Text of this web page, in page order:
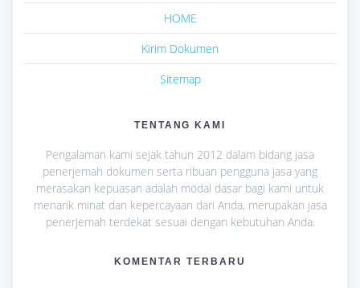
HOME
Kirim Dokumen
Sitemap
TENTANG KAMI
Pengalaman kami sejak tahun 2012 dalam bidang jasa
penerjemah dokumen serta ribuan pengguna jasa yang
merasakan kepuasan adalah modal dasar bagi kami untuk
menarik minat dan kepercayaan dari Anda, merupakan jasa
penerjemah terdekat sesuai dengan kebutuhan Anda.
KOMENTAR TERBARU